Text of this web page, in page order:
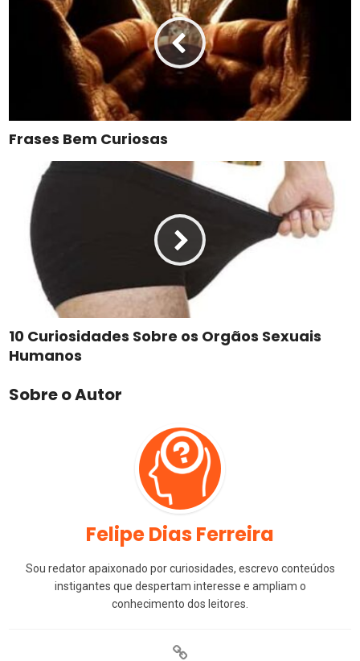
Frases Bem Curiosas
10 Curiosidades Sobre os Orgãos Sexuais
Humanos
Sobre o Autor
Felipe Dias Ferreira
Sou redator apaixonado por curiosidades, escrevo conteúdos
instigantes que despertam interesse e ampliam o
conhecimento dos leitores.